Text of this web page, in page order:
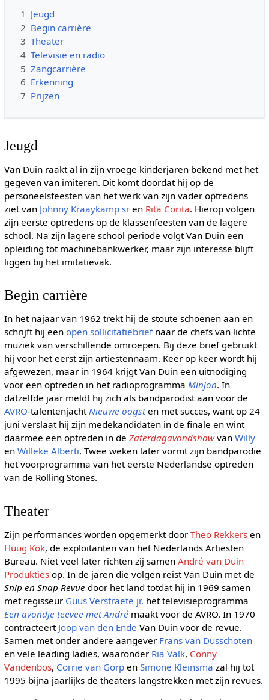
1 Jeugd
2 Begin carrière
3 Theater
4 Televisie en radio
5 Zangcarrière
6 Erkenning
7 Prijzen
Jeugd
Van Duin raakt al in zijn vroege kinderjaren bekend met het
gegeven van imiteren. Dit komt doordat hij op de
personeelsfeesten van het werk van zijn vader optredens
ziet van Johnny Kraaykamp sren Rita Corita. Hierop volgen
zijn eerste optredens op de klassenfeesten van de lagere
school. Na zijn lagere school periode volgt Van Duin een
opleiding tot machinebankwerker, maar zijn interesse blijft
liggen bij het imitatievak.
Begin carrière
In het najaar van 1962 trekt hij de stoute schoenen aan en
schrijft hij een open sollicitatiebriefnaar de chefs van lichte
muziek van verschillende omroepen. Bij deze brief gebruikt
hij voor het eerst zijn artiestennaam. Keer op keer wordt hij
afgewezen, maar in 1964 krijgt Van Duin een uitnodiging
voor een optreden in het radioprogramma Minjon. In
datzelfde jaar meldt hij zich als bandparodist aan voor de
AVRO-talentenjachtNieuwe oogsten met succes, want op 24
juni verslaat hij zijn medekandidaten in de finale en wint
daarmee een optreden in de Zaterdagavondshowvan Willy
en Willeke Alberti. Twee weken later vormt zijn bandparodie
het voorprogramma van het eerste Nederlandse optreden
van de Rolling Stones.
Theater
Zijn performances worden opgemerkt door Theo Rekkersen
Huug Kok, de exploitanten van het Nederlands Artiesten
Bureau. Niet veel later richten zij samen André van Duin
Produktiesop. In de jaren die volgen reist Van Duin met de
Snip en Snap Revue door het land totdat hij in 1969 samen
met regisseur Guus Verstraete jr. het televisieprogramma
Een avondje teevee met Andrémaakt voor de AVRO. In 1970
contracteert Joop van den Ende Van Duin voor de revue.
Samen met onder andere aangever Frans van Dusschoten
en vele leading ladies, waaronder Ria Valk, Conny
Vandenbos, Corrie van Gorpen Simone Kleinsma zal hij tot
1995 bijna jaarlijks de theaters langstrekken met zijn revues.